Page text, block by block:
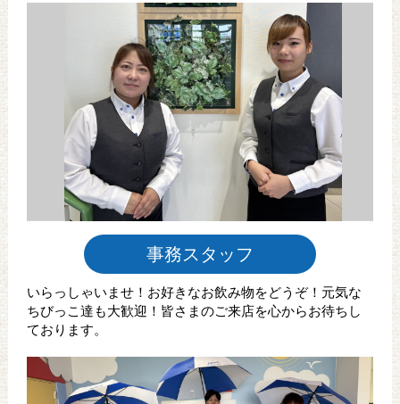
事務スタッフ
いらっしゃいませ！お好きなお飲み物をどうぞ！元気な
ちびっこ達も大歓迎！皆さまのご来店を心からお待ちし
ております。